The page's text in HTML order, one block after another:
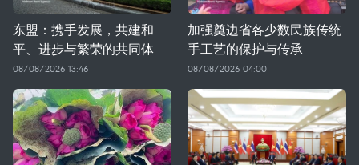
东盟：携手发展，共建和
平、进步与繁荣的共同体
08/08/2026 13:46
加强奠边省各少数民族传统
手工艺的保护与传承
08/08/2026 04:00